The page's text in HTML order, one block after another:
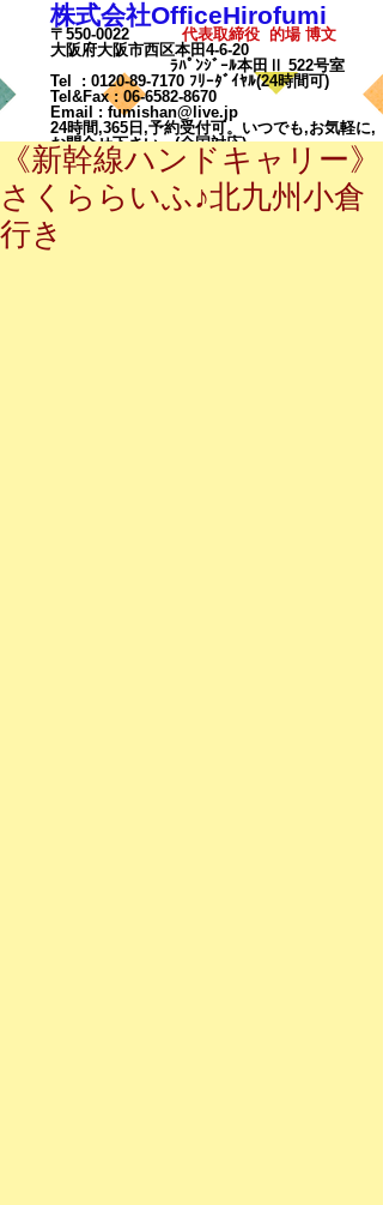
株式会社OfficeHirofumi
〒550-0022 代表取締役 的場 博文
大阪府大阪市西区本田4-6-20
ﾗﾊﾟﾝｼﾞｰﾙ本田Ⅱ 522号室
Tel : 0120-89-7170 ﾌﾘｰﾀﾞｲﾔﾙ(24時間可)
Tel&Fax : 06-6582-8670
Email
: fumishan@live.jp
24時間,365日,予約受付可。いつでも,お気軽に,
お問合せ下さい。(全国対応)
《新幹線ハンドキャリー》
さくららいふ♪北九州小倉
行き